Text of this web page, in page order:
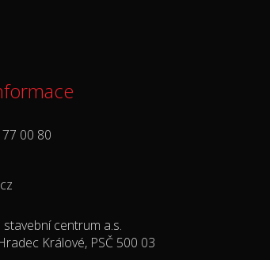
00 80
centrum a.s.
Králové, PSČ 500 03